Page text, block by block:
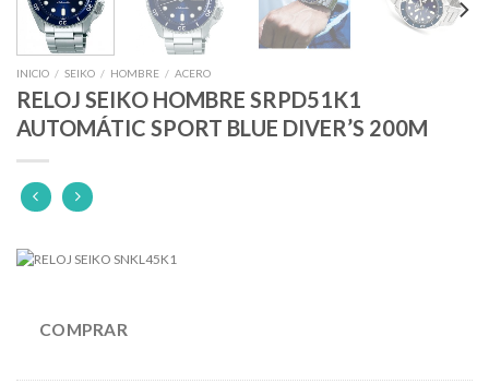
INICIO / SEIKO / HOMBRE / ACERO
RELOJ SEIKO HOMBRE SRPD51K1
AUTOMÁTIC SPORT BLUE DIVER’S 200M
COMPRAR